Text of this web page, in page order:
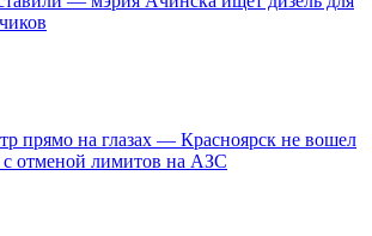
прямо на глазах — Красноярск не вошел
с отменой лимитов на АЗС